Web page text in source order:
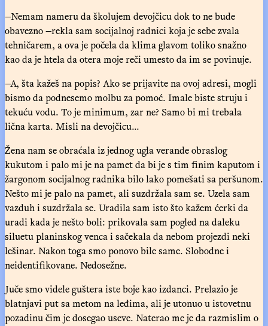
—Nemam nameru da školujem devojčicu dok to ne bude
obavezno —rekla sam socijalnoj radnici koja je sebe zvala
tehničarem, a ova je počela da klima glavom toliko snažno
kao da je htela da otera moje reči umesto da im se povinuje.
—A, šta kažeš na popis? Ako se prijavite na ovoj adresi, mogli
bismo da podnesemo molbu za pomoć. Imale biste struju i
tekuću vodu. To je minimum, zar ne? Samo bi mi trebala
lična karta. Misli na devojčicu...
Žena nam se obraćala iz jednog ugla verande obraslog
kukutom i palo mi je na pamet da bi je s tim finim kaputom i
žargonom socijalnog radnika bilo lako pomešati sa peršunom.
Nešto mi je palo na pamet, ali suzdržala sam se. Uzela sam
vazduh i suzdržala se. Uradila sam isto što kažem ćerki da
uradi kada je nešto boli: prikovala sam pogled na daleku
siluetu planinskog venca i sačekala da nebom projezdi neki
lešinar. Nakon toga smo ponovo bile same. Slobodne i
neidentifikovane. Nedosežne.
Juče smo videle guštera iste boje kao izdanci. Prelazio je
blatnjavi put sa metom na leđima, ali je utonuo u istovetnu
pozadinu čim je dosegao useve. Naterao me je da razmislim o